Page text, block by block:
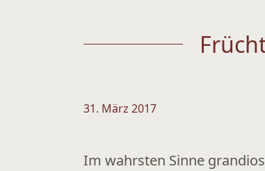
31. März 2017
Im wahrsten Sinne